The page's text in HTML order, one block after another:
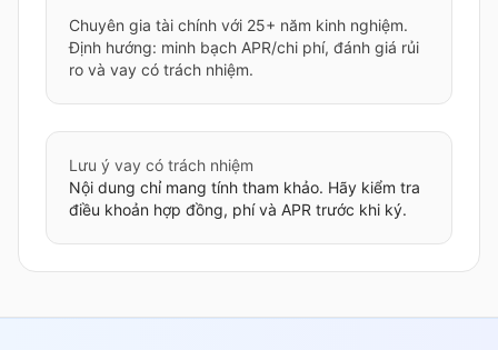
Chuyên gia tài chính với 25+ năm kinh nghiệm.
Định hướng: minh bạch APR/chi phí, đánh giá rủi
ro và vay có trách nhiệm.
Lưu ý vay có trách nhiệm
Nội dung chỉ mang tính tham khảo. Hãy kiểm tra
điều khoản hợp đồng, phí và APR trước khi ký.